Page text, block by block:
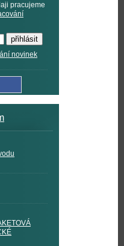
pracujeme
novinek